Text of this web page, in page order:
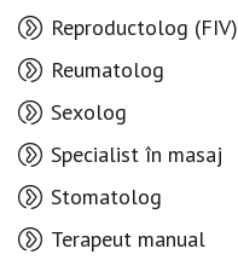
Reproductolog (FIV)
Reumatolog
Sexolog
Specialist în masaj
Stomatolog
Terapeut manual